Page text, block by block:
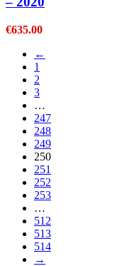
€635.00
←
1
2
3
…
247
248
249
250
251
252
253
…
512
513
514
→